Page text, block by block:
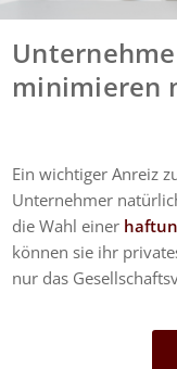
minimieren
Ein wichtiger Anreiz
Unternehmer
die Wahl einer
können sie ihr
nur das